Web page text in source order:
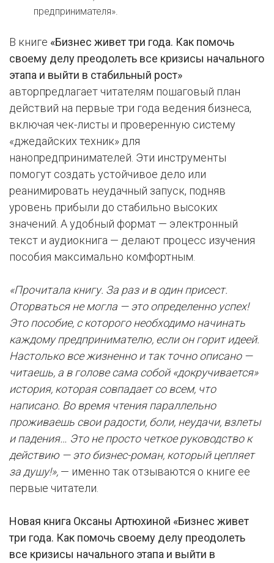
предпринимателя».
В книге «Бизнес живет три года. Как помочь
своему делу преодолеть все кризисы начального
этапа и выйти в стабильный рост»
авторпредлагает читателям пошаговый план
действий на первые три года ведения бизнеса,
включая чек-листы и проверенную систему
«джедайских техник» для
нанопредпринимателей. Эти инструменты
помогут создать устойчивое дело или
реанимировать неудачный запуск, подняв
уровень прибыли до стабильно высоких
значений. А удобный формат — электронный
текст и аудиокнига — делают процесс изучения
пособия максимально комфортным.
«Прочитала книгу. За раз и в один присест.
Оторваться не могла — это определенно успех!
Это пособие, с которого необходимо начинать
каждому предпринимателю, если он горит идеей.
Настолько все жизненно и так точно описано —
читаешь, а в голове сама собой «докручивается»
история, которая совпадает со всем, что
написано. Во время чтения параллельно
проживаешь свои радости, боли, неудачи, взлеты
и падения… Это не просто четкое руководство к
действию — это бизнес-роман, который цепляет
за душу!», — именно так отзываются о книге ее
первые читатели.
Новая книга Оксаны Артюхиной «Бизнес живет
три года. Как помочь своему делу преодолеть
все кризисы начального этапа и выйти в